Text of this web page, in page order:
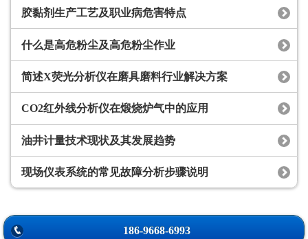
各种气体、水质、食品检测仪
等…
胶黏剂生产工艺及职业病危害特点
什么是高危粉尘及高危粉尘作业
简述X荧光分析仪在磨具磨料行业解决方案
CO2红外线分析仪在煅烧炉气中的应用
油井计量技术现状及其发展趋势
现场仪表系统的常见故障分析步骤说明
186-9668-6993